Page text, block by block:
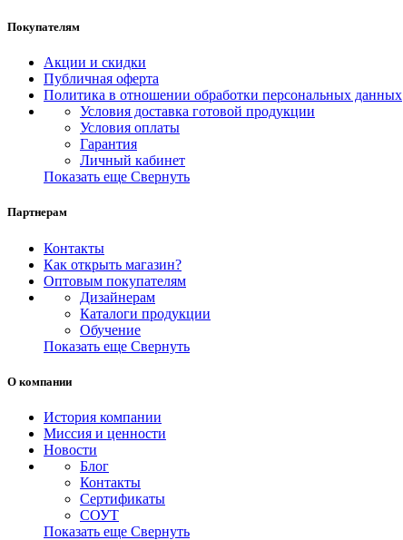
Покупателям
Акции и скидки
Публичная оферта
Политика в отношении обработки персональных данных
Условия доставка готовой продукции
Условия оплаты
Гарантия
Личный кабинет
Показать еще Свернуть
Партнерам
Контакты
Как открыть магазин?
Оптовым покупателям
Дизайнерам
Каталоги продукции
Обучение
Показать еще Свернуть
О компании
История компании
Миссия и ценности
Новости
Блог
Контакты
Сертификаты
СОУТ
Показать еще Свернуть